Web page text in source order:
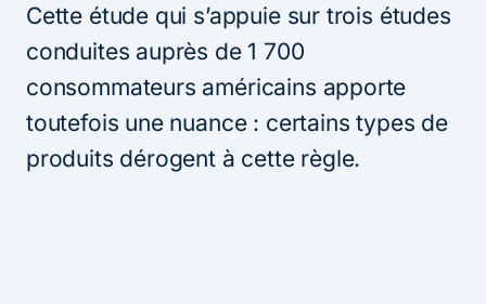
Cette étude qui s’appuie sur trois études
conduites auprès de 1 700
consommateurs américains apporte
toutefois une nuance : certains types de
produits dérogent à cette règle.